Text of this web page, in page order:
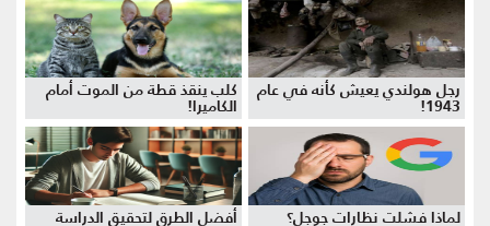
رجل هولندي يعيش كأنه في عام
1943!
كلب ينقذ قطة من الموت أمام
الكاميرا!
لماذا فشلت نظارات جوجل؟ أفضل الطرق لتحقيق الدراسة